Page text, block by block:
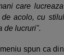
care
acolo, cu
de lucruri".
spun ca